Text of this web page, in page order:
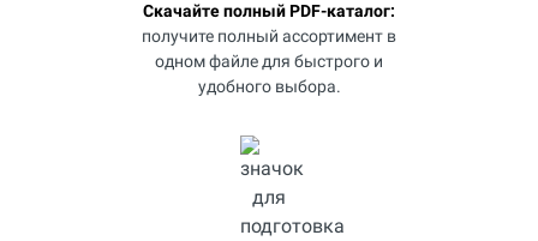
Скачайте полный PDF-каталог:
получите полный ассортимент в
одном файле для быстрого и
удобного выбора.